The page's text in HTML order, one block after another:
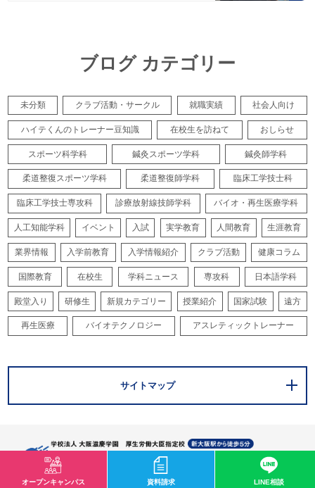
ブログ カテゴリー
未分類 クラブ活動・サークル 就職実績 社会人向け
ハイテくんのトレーナー豆知識 在校生を訪ねて おしらせ
スポーツ科学科 鍼灸スポーツ学科 鍼灸師学科
柔道整復スポーツ学科 柔道整復師学科 臨床工学技士科
臨床工学技士専攻科 診療放射線技師学科 バイオ・再生医療学科
人工知能学科 イベント 入試 実学教育 人間教育 生涯教育
業界情報 入学前教育 入学情報紹介 クラブ活動 健康コラム
国際教育 在校生 学科ニュース 専攻科 日本語学科
殿堂入り 研修生 新規カテゴリー 授業紹介 国家試験 遠方
再生医療 バイオテクノロジー アスレティックトレーナー
サイトマップ
〒532-0003 大阪市淀川区宮原1-2-43
オープンキャンパス 資料請求 LINE相談